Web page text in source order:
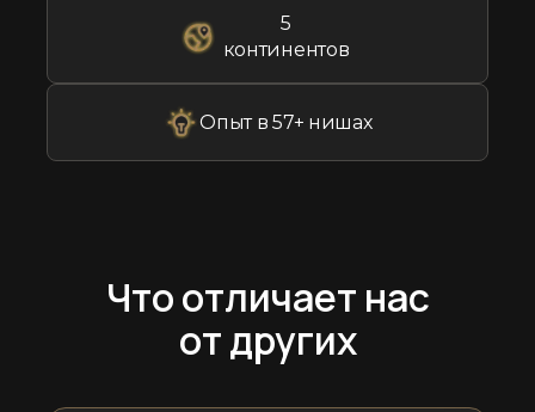
5
континентов
Опыт в 57+ нишах
Что отличает нас
от других